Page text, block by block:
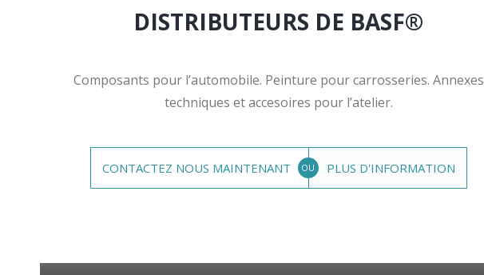
DISTRIBUTEURS DE BASF®
Composants pour l’automobile. Peinture pour carrosseries. Annexes
techniques et accesoires pour l’atelier.
CONTACTEZ NOUS MAINTENANT OU PLUS D'INFORMATION